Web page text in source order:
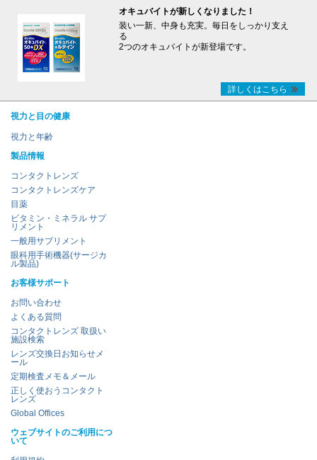
オキュバイトが新しくなりました！
装い一新、中身も充実。毎日をしっかり支え
る
2つのオキュバイトが新登場です。
詳しくはこちら
視力と目の健康
視力と年齢
製品情報
コンタクトレンズ
コンタクトレンズケア
目薬
ビタミン・ミネラル サプ
リメント
一般用サプリメント
眼科用手術機器(サージカ
ル製品)
お客様サポート
お問い合わせ
よくある質問
コンタクトレンズ 取扱い
施設検索
レンズ交換日お知らせメ
ール
定期検査メモ＆メール
正しく使おうコンタクト
レンズ
Global Offices
ウェブサイトのご利用につ
いて